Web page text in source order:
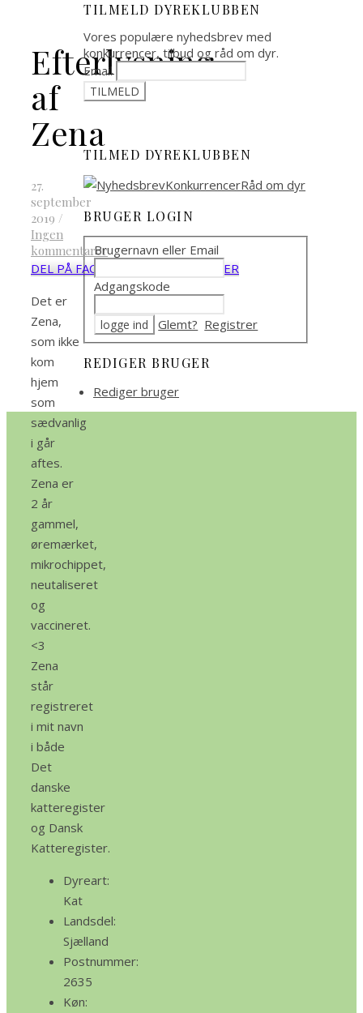
Efterlysning
af
Zena
27.
september
2019 /
Ingen
kommentarer
DEL PÅ FACEBOOK
DEL PÅ TWITTER
Det er
Zena,
som ikke
kom
hjem
som
sædvanlig
i går
aftes.
Zena er
2 år
gammel,
øremærket,
mikrochippet,
neutaliseret
og
vaccineret.
<3
Zena
står
registreret
i mit navn
i både
Det
danske
katteregister
og Dansk
Katteregister.
Dyreart:
Kat
Landsdel:
Sjælland
Postnummer:
2635
Køn:
TILMELD DYREKLUBBEN
Vores populære nyhedsbrev med
konkurrencer, tilbud og råd om dyr.
Email
TILMED DYREKLUBBEN
BRUGER LOGIN
Brugernavn eller Email
Adgangskode
Glemt? Registrer
REDIGER BRUGER
Rediger bruger